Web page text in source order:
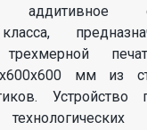
аддитивное
трехмерной
мм из
Устройство